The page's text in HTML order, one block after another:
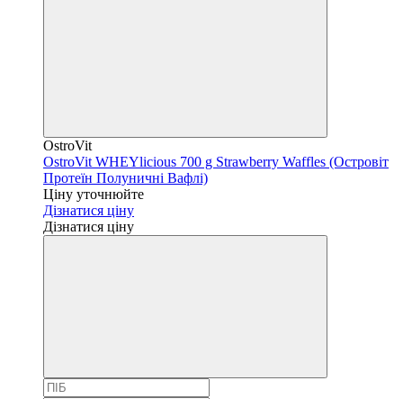
OstroVit
OstroVit WHEYlicious 700 g Strawberry Waffles (Островіт
Протеїн Полуничні Вафлі)
Ціну уточнюйте
Дізнатися ціну
Дізнатися ціну